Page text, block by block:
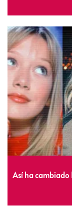
Así ha cambiado